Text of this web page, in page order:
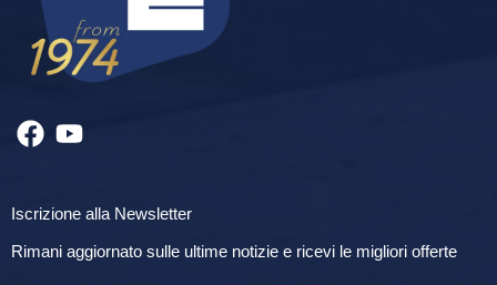
Iscrizione alla Newsletter
Rimani aggiornato sulle ultime notizie e ricevi le migliori offerte